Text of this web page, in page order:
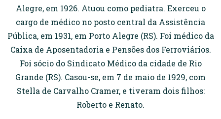
Alegre, em 1926. Atuou como pediatra. Exerceu o
cargo de médico no posto central da Assistência
Pública, em 1931, em Porto Alegre (RS). Foi médico da
Caixa de Aposentadoria e Pensões dos Ferroviários.
Foi sócio do Sindicato Médico da cidade de Rio
Grande (RS). Casou-se, em 7 de maio de 1929, com
Stella de Carvalho Cramer, e tiveram dois filhos:
Roberto e Renato.